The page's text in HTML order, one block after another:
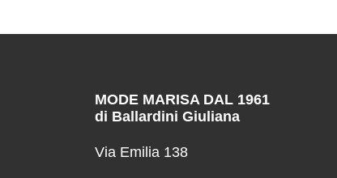
MODE MARISA DAL 1961
di Ballardini Giuliana
Via Emilia 138